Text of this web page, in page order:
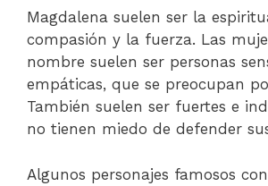
Magdalena suelen ser la
compasión y la fuerza. Las
nombre suelen ser personas
empáticas, que se preocupan
También suelen ser fuertes e
no tienen miedo de defender
Algunos personajes famosos